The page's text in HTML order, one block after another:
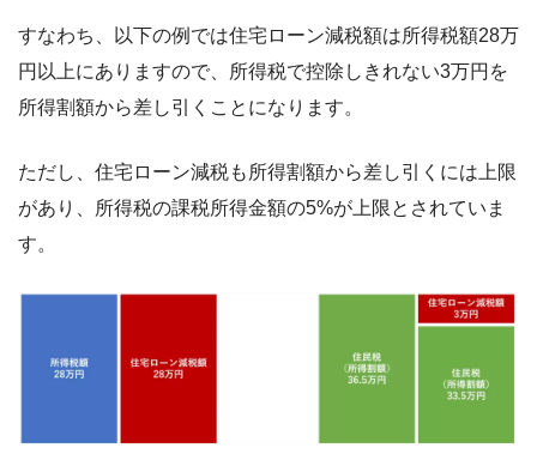
すなわち、以下の例では住宅ローン減税額は所得税額28万
円以上にありますので、所得税で控除しきれない3万円を
所得割額から差し引くことになります。
ただし、住宅ローン減税も所得割額から差し引くには上限
があり、所得税の課税所得金額の5%が上限とされていま
す。